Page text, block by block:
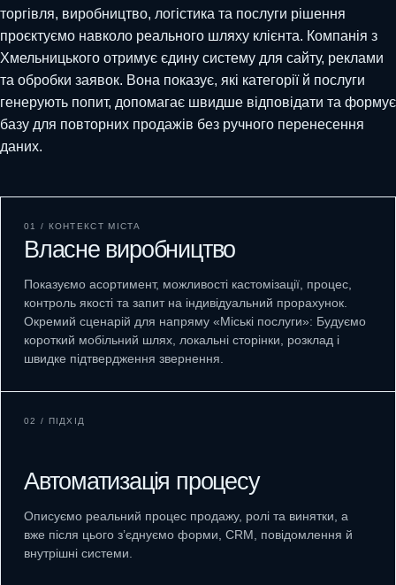
торгівля, виробництво, логістика та послуги рішення
проєктуємо навколо реального шляху клієнта. Компанія з
Хмельницького отримує єдину систему для сайту, реклами
та обробки заявок. Вона показує, які категорії й послуги
генерують попит, допомагає швидше відповідати та формує
базу для повторних продажів без ручного перенесення
даних.
01 / КОНТЕКСТ МІСТА
Власне виробництво
Показуємо асортимент, можливості кастомізації, процес,
контроль якості та запит на індивідуальний прорахунок.
Окремий сценарій для напряму «Міські послуги»: Будуємо
короткий мобільний шлях, локальні сторінки, розклад і
швидке підтвердження звернення.
02 / ПІДХІД
Автоматизація процесу
Описуємо реальний процес продажу, ролі та винятки, а
вже після цього з’єднуємо форми, CRM, повідомлення й
внутрішні системи.